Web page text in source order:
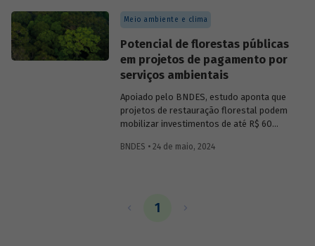
Meio ambiente e clima
Potencial de florestas públicas
em projetos de pagamento por
serviços ambientais
Apoiado pelo BNDES, estudo aponta que
projetos de restauração florestal podem
mobilizar investimentos de até R$ 60
principalmente na Amazônia. Áreas
nesse tipo de iniciativa.
BNDES • 24 de maio, 2024
1